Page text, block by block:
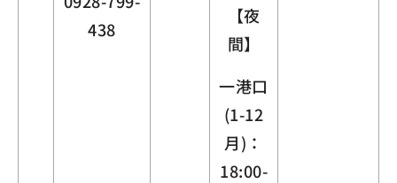
438
【夜
間】
一港口
(1-12
月)：
18:00-